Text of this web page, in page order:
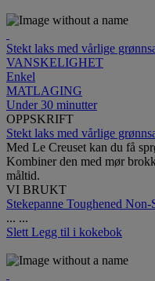
Stekt laks med vårlige
VANSKELIGHET
Enkel
MATLAGING
Under 30 minutter
OPPSKRIFT
Stekt laks med vårlige
Med Le Creuset kan du få
Kombiner den med mør
måltid.
VI BRUKT
Stekepanne Toughened Non-
... ...
Slett Legg til i kokebok